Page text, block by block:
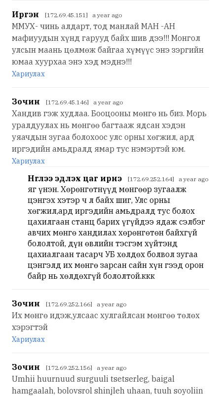
Иргэн [172.69.45.151] a year ago
ММУХ- чинь алдарт, тод манлай МАН -АН
мафиуудын хүнд гарууд байх шив дээ!!! Монгол
улсын маань цөлмөж байгаа хүмүүс энэ зэргийн
юмаа хуурхаа энэ хэд мэднэ!!!
Хариулах
Зочин [172.69.45.146] a year ago
Хандив гэж худлаа. Бооцооны мөнгө нь биз. Морь
уралдуулах нь мөнгөө багтааж ядсан хэдэн
уяачдын зугаа болохоос улс орны хөгжил, ард
иргэдийн амьдралд ямар тус нэмэртэй юм.
Хариулах
Нүглээ эдлэх цаг ирнэ [172.69.252.164] a year ago
яг үнэн. Хөрөнгөтнүүд мөнгөөр зугаалж
цэнгэх хэтэр ч л байх шиг, Улс орны
хөгжил,ард иргэдийн амьдралд тус болох
цахилгаан станц барих үгүйдээ ядаж сэлбэг
авчих мөнгө хандилах хөрөнгөтөн байхгүй
бололтой, дүн өвлийн тэсгэм хүйтэнд
цахиалгаан тасарч УБ хөлдөх болвол зугаа
цэнгэлд их мөнгө зарсан сайн хүн гээд орон
байр нь хөлдөхгүй бололтой.ккк
Зочин [172.69.252.166] a year ago
Их мөнгө идэж,улсаас хулгайлсан мөнгөө төлөх
хэрэгтэй
Хариулах
Зочин [172.69.252.156] a year ago
Umhii huurnuud surguuli tsetserleg, baigal
hamgaalah, bolovsrol shinjleh uhaan, tuuh soyoliin